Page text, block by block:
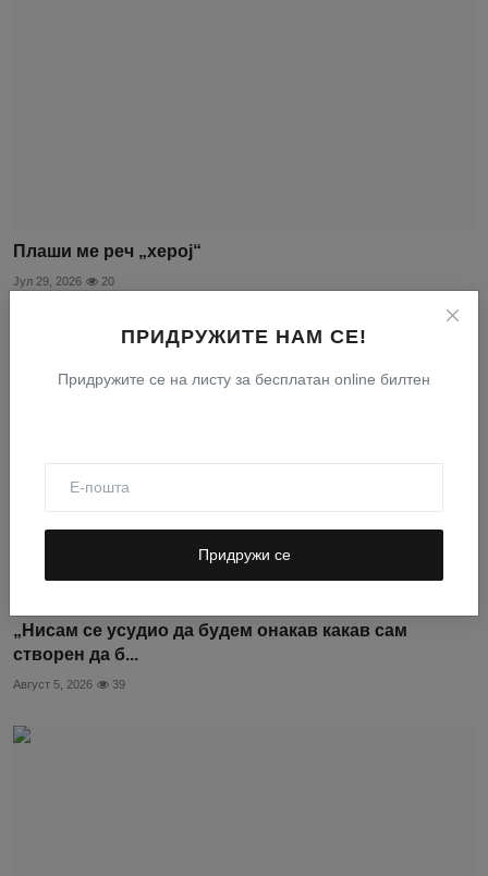
ПРИДРУЖИТЕ НАМ СЕ!
Придружите се на листу за бесплатан online билтен
Придружи се
Плаши ме реч „херој“
Јул 29, 2026 20
„Нисам се усудио да будем онакав какав сам
створен да б...
Август 5, 2026 39